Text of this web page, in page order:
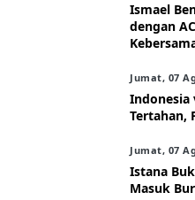
Ismael
dengan
Jumat, 07
Indonesia
Tertahan,
Jumat, 07
Istana
Masuk